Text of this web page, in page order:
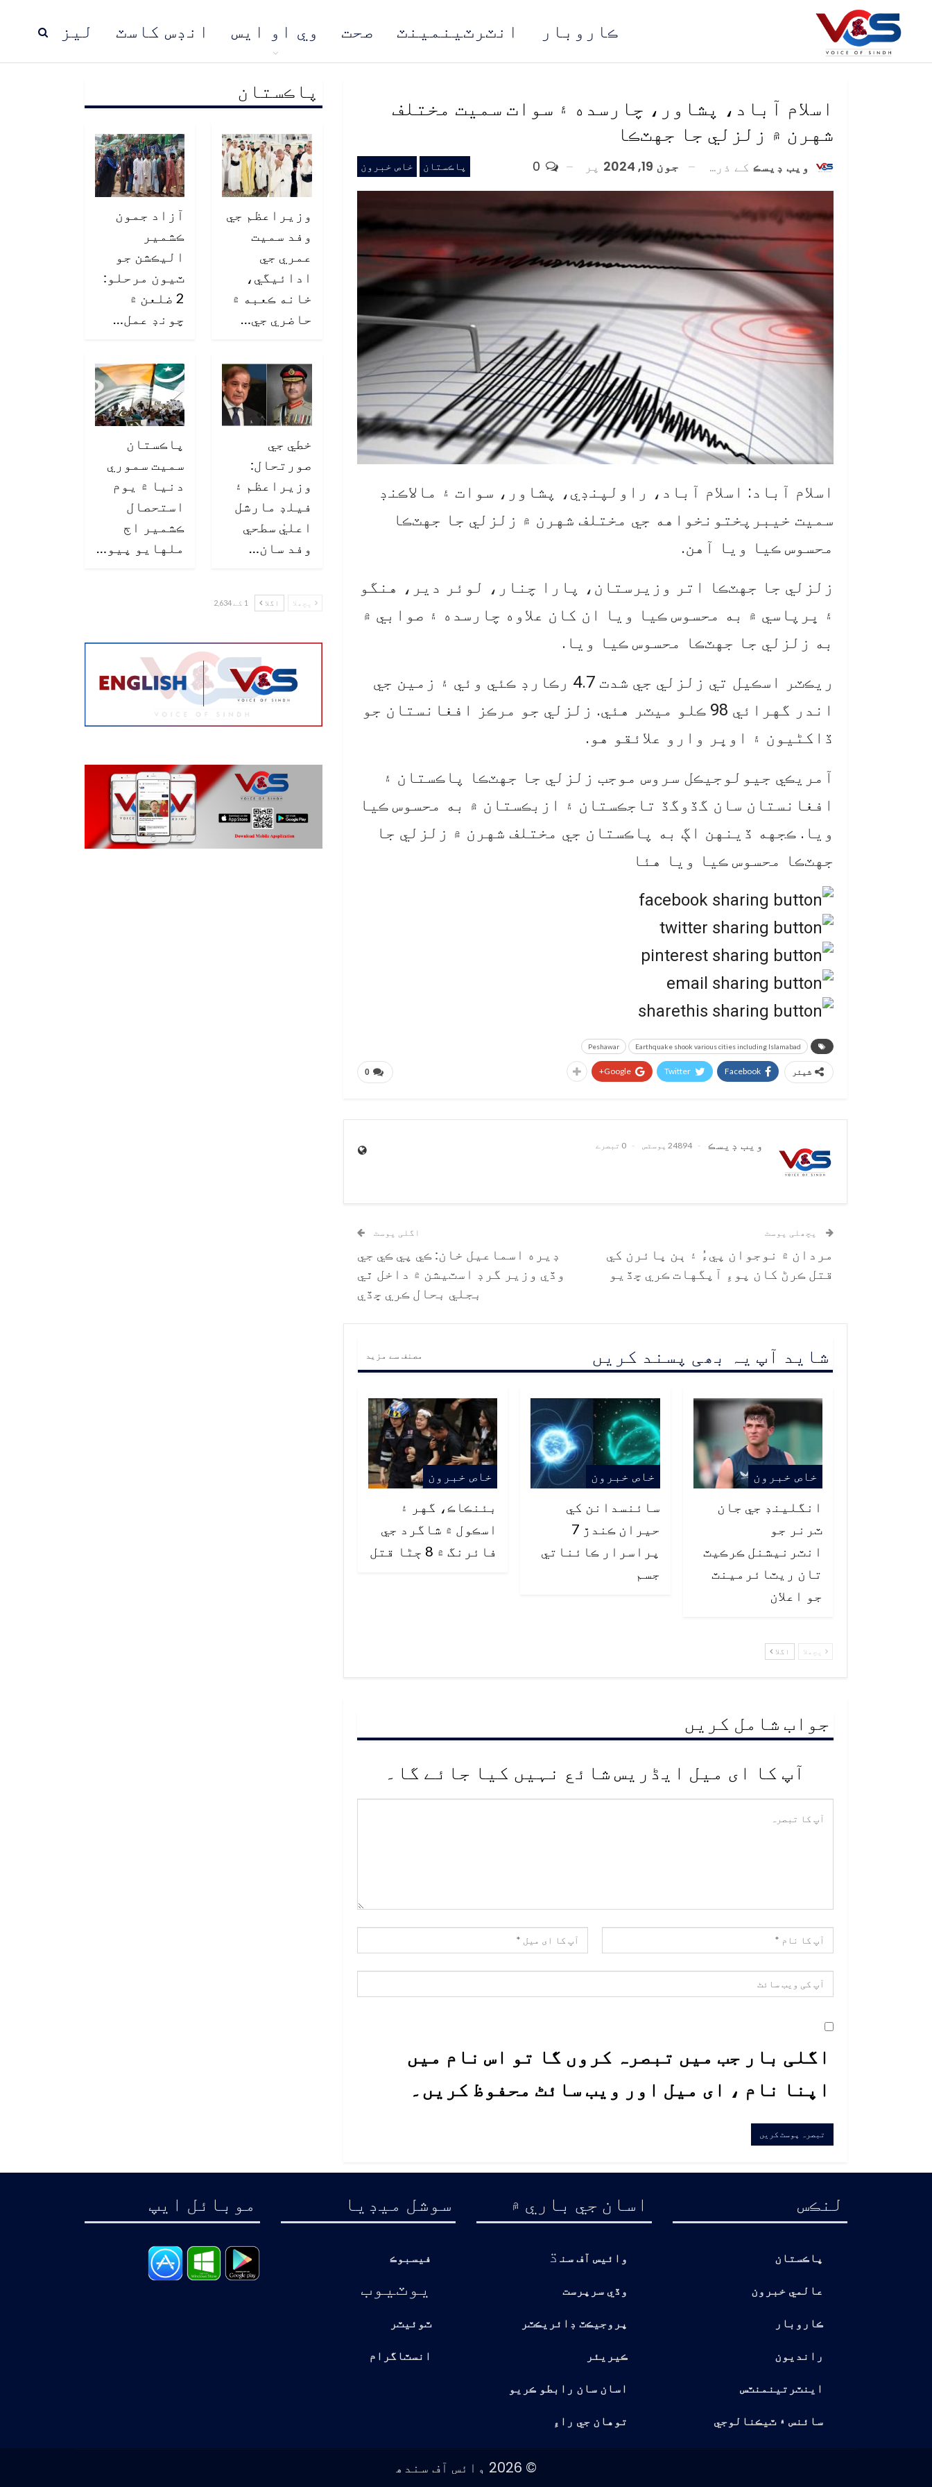
ليز انڊس کاسٽ وي او ايس صحت انٽرٽينمينٽ ڪاروبار
پاڪستان مُنڍ
اسلام آباد، پشاور، چارسده ۽ سوات سميت مختلف
شهرن ۾ زلزلي جا جهٽڪا
پاڪستان خاص خبرون ويب ڊيسڪ کے ذریعہ جون 19, 2024 پر
اسلام آباد: اسلام آباد، راولپنڊي، پشاور، سوات ۽ مالاڪنڊ
سميت خيبرپختونخواهه جي مختلف شهرن ۾ زلزلي جا جهٽڪا
محسوس ڪيا ويا آهن.
زلزلي جا جهٽڪا اتر وزيرستان، پارا چنار، لوئر دير، هنگو
۽ ڀرپاسي ۾ به محسوس ڪيا ويا ان کان علاوه چارسده ۽ صوابي ۾
به زلزلي جا جهٽڪا محسوس ڪيا ويا.
ريڪٽر اسڪيل تي زلزلي جي شدت 4.7 رڪارڊ ڪئي وئي ۽ زمين جي
اندر گهرائي 98 ڪلو ميٽر هئي. زلزلي جو مرڪز افغانستان جو
ڏاکڻيون ۽ اوڀر وارو علائقو هو.
آمريڪي جيولوجيڪل سروس موجب زلزلي جا جهٽڪا پاڪستان ۽
افغانستان سان گڏوگڏ تاجڪستان ۽ ازبڪستان ۾ به محسوس ڪيا
ويا. ڪجهه ڏينهن اڳ به پاڪستان جي مختلف شهرن ۾ زلزلي جا
جهٽڪا محسوس ڪيا ويا هئا
Earthquake shook various cities including Islamabad
Peshawar
0 شیئر Facebook
Twitter
Google+
ويب ڊيسڪ 24894 پوسٹس 0 تبصرے
پچھلی پوسٹ
مردان ۾ نوجوان پيءُ ۽ ٻن ڀائرن کي
قتل ڪرڻ کان پوءِ آپگهات ڪري ڇڏيو
اگلی پوسٹ
ڊيره اسماعيل خان: ڪي پي ڪي جي
وڏي وزير گرڊ اسٽيشن ۾ داخل ٿي
بجلي بحال ڪري ڇڏي
شاید آپ یہ بھی پسند کریں مصنف سے مزید
خاص خبرون
انگلينڊ جي جان
ٽرنر جو
انٽرنيشنل ڪرڪيٽ
تان ريٽائرمينٽ
جو اعلان
خاص خبرون
سائنسدانن کي
حيران ڪندڙ 7
پراسرار ڪائناتي
جسم
خاص خبرون
بئنڪاڪ، گهر ۽
اسڪول ۾ شاگرد جي
فائرنگ ۾ 8 ڄڻا قتل
پچھلا اگلا
جواب شامل کریں
آپ کا ای میل ایڈریس شائع نہیں کیا جائے گا۔
اگلی بار جب میں تبصرہ کروں گا تو اس نام میں
اپنا نام ، ای میل اور ویب سائٹ محفوظ کریں۔
پاڪستان
وزيراعظم جي
وفد سميت
عمري جي
ادائيگي،
خانه ڪعبه ۾
حاضري جي…
آزاد جمون
ڪشمير
اليڪشن جو
ٽيون مرحلو:
2 ضلعن ۾
چونڊ عمل…
خطي جي
صورتحال:
وزيراعظم ۽
فيلڊ مارشل
اعليٰ سطحي
وفد سان…
پاڪستان
سميت سموري
دنيا ۾ يوم
استحصال
ڪشمير اڄ
ملهايو پيو…
پچھلا اگلا 1 کے 2,634
لنڪس
پاڪستان
عالمي خبرون
ڪاروبار
رانديون
اينٽرتينمنٽس
سائنس ۽ ٽيڪنالوجي
اسان جي باري ۾
وائيس آف سن ڌ
وڏي سرپرست
پروجيڪٽ ڊائريڪٽر
ڪيريئر
اسان سان رابطو ڪريو
توهان جي راءِ
سوشل ميڊيا
فيسبوڪ
يوٽيوب
ٽوئيٽر
انسٽاگرام
موبائل ايپ
© 2026 وائس آف سندھ